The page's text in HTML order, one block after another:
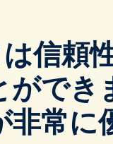
信頼
でき
常に